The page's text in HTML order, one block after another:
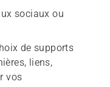
sociaux ou
de supports
liens,
vos